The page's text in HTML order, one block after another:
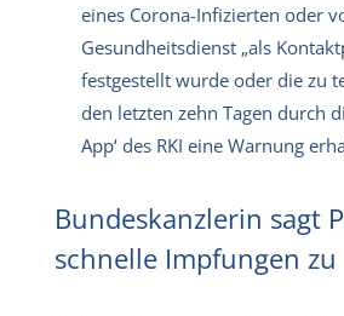
eines Corona-Infizierten oder
Gesundheitsdienst „als
festgestellt wurde oder die zu
den letzten zehn Tagen durch
App‘ des RKI eine Warnung
Bundeskanzlerin sagt
schnelle Impfungen zu